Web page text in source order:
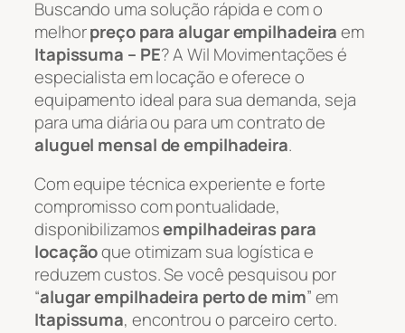
Buscando uma solução rápida e com o
melhorpreço para alugar empilhadeiraem
Itapissuma – PE? A Wil Movimentações é
especialista em locação e oferece o
equipamento ideal para sua demanda, seja
para uma diária ou para um contrato de
aluguel mensal de empilhadeira.
Com equipe técnica experiente e forte
compromisso com pontualidade,
disponibilizamosempilhadeiras para
locaçãoque otimizam sua logística e
reduzem custos. Se você pesquisou por
“alugar empilhadeira perto de mim” em
Itapissuma, encontrou o parceiro certo.